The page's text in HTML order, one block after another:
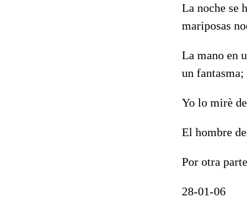
La noche se
mariposas
La mano en
un
Yo lo mirè
El hombre
Por otra
28-01-06